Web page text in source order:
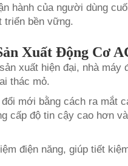
hành của người dùng
triển bền vững.
Xuất Động Cơ
xuất hiện đại, nhà máy
thác mỏ.
mới bằng cách ra mắt
cấp độ tin cậy cao hơn
điện năng, giúp tiết